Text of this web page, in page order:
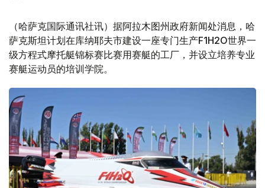
（哈萨克国际通讯社讯）据阿拉木图州政府新闻处消息，哈
萨克斯坦计划在库纳耶夫市建设一座专门生产F1H2O世界一
级方程式摩托艇锦标赛比赛用赛艇的工厂，并设立培养专业
赛艇运动员的培训学院。